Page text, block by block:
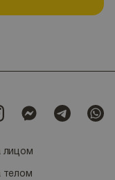
лицом
телом